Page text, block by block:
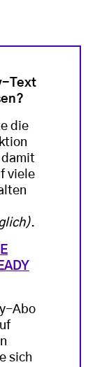
Text
die
viele
.
Abo
sich